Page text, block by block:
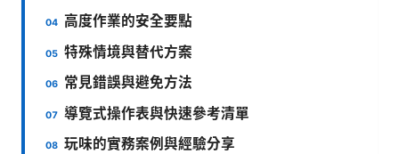
高度作業的安全要點
特殊情境與替代方案
常見錯誤與避免方法
導覽式操作表與快速參考清單
玩味的實務案例與經驗分享